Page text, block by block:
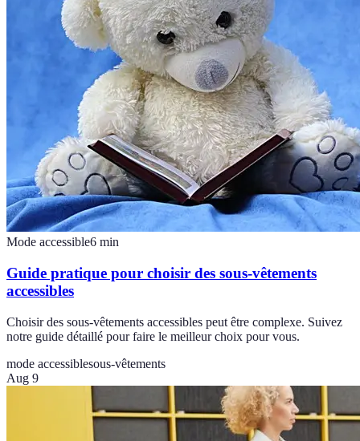
Mode accessible6 min
Guide pratique pour choisir des sous-vêtements
accessibles
Choisir des sous-vêtements accessibles peut être complexe. Suivez
notre guide détaillé pour faire le meilleur choix pour vous.
mode accessiblesous-vêtements
Aug 9